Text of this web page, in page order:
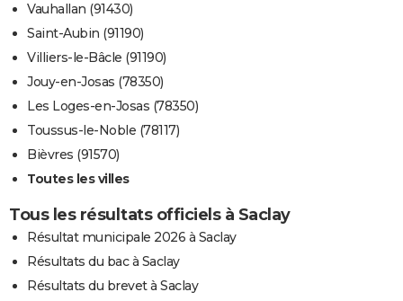
Vauhallan (91430)
Saint-Aubin (91190)
Villiers-le-Bâcle (91190)
Jouy-en-Josas (78350)
Les Loges-en-Josas (78350)
Toussus-le-Noble (78117)
Bièvres (91570)
Toutes les villes
Tous les résultats officiels à Saclay
Résultat municipale 2026 à Saclay
Résultats du bac à Saclay
Résultats du brevet à Saclay